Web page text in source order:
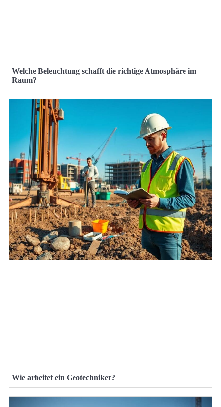
Welche Beleuchtung schafft die richtige Atmosphäre im
Raum?
Wie arbeitet ein Geotechniker?